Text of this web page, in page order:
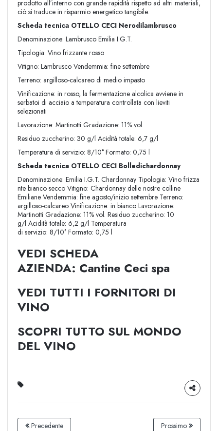
prodotto all’interno con grande rapidità rispetto ad altri materiali,
ciò si traduce in risparmio energetico tangibile.
Scheda tecnica OTELLO CECI Nerodilambrusco
Denominazione: Lambrusco Emilia I.G.T.
Tipologia: Vino frizzante rosso
Vitigno: Lambrusco Vendemmia: fine settembre
Terreno: argilloso-calcareo di medio impasto
Vinificazione: in rosso, la fermentazione alcolica avviene in
serbatoi di acciaio a temperatura controllata con lieviti
selezionati
Lavorazione: Martinotti Gradazione: 11% vol.
Residuo zuccherino: 30 g/l Acidità totale: 6,7 g/l
Temperatura di servizio: 8/10° Formato: 0,75 l
Scheda tecnica OTELLO CECI Bolledichardonnay
Denominazione: Emilia I.G.T. Chardonnay Tipologia: Vino frizza
nte bianco secco Vitigno: Chardonnay delle nostre colline
Emiliane Vendemmia: fine agosto/inizio settembre Terreno:
argilloso-calcareo Vinificazione: in bianco Lavorazione:
Martinotti Gradazione: 11% vol. Residuo zuccherino: 10
g/l Acidità totale: 6,2 g/l Temperatura
di servizio: 8/10° Formato: 0,75 l
VEDI SCHEDA
AZIENDA: Cantine Ceci spa
VEDI TUTTI I FORNITORI DI
VINO
SCOPRI TUTTO SUL MONDO
DEL VINO
Precedente Prossimo